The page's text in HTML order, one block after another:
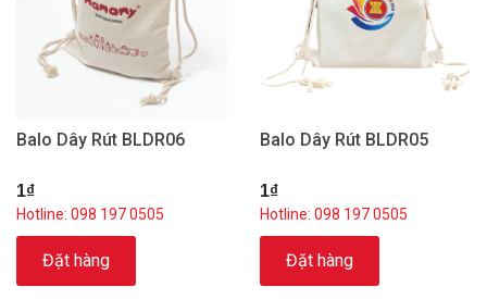
Balo Dây Rút BLDR06
1₫
Hotline: 098 197 0505
Đặt hàng
Balo Dây Rút BLDR05
1₫
Hotline: 098 197 0505
Đặt hàng